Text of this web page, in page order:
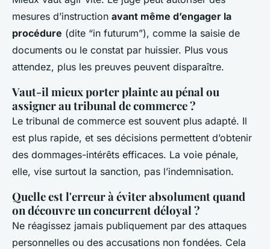
mesures d’instruction avant même d’engager la
procédure (dite “in futurum”), comme la saisie de
documents ou le constat par huissier. Plus vous
attendez, plus les preuves peuvent disparaître.
Vaut-il mieux porter plainte au pénal ou
assigner au tribunal de commerce ?
Le tribunal de commerce est souvent plus adapté. Il
est plus rapide, et ses décisions permettent d’obtenir
des dommages-intérêts efficaces. La voie pénale,
elle, vise surtout la sanction, pas l’indemnisation.
Quelle est l'erreur à éviter absolument quand
on découvre un concurrent déloyal ?
Ne réagissez jamais publiquement par des attaques
personnelles ou des accusations non fondées. Cela